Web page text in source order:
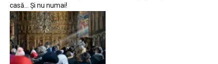
casă… Și nu numai!